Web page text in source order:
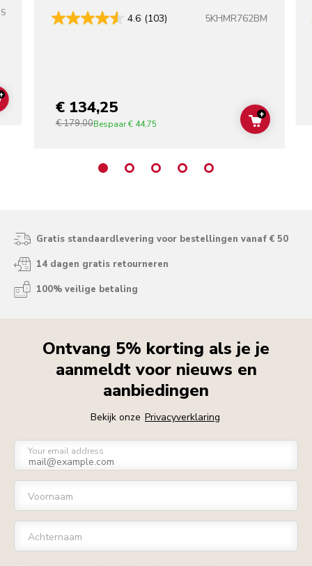
ADD TO CART
4.6 (103) 5KHMR762BM
€ 134,25
€ 179,00Bespaar€ 44,75 ADD TO
+
Gratis standaardlevering voor bestellingen vanaf € 50
14 dagen gratis retourneren
100% veilige betaling
Ontvang 5% korting als je je
aanmeldt voor nieuws en
aanbiedingen
Bekijk onze Privacyverklaring
Your email address
Voornaam
Achternaam